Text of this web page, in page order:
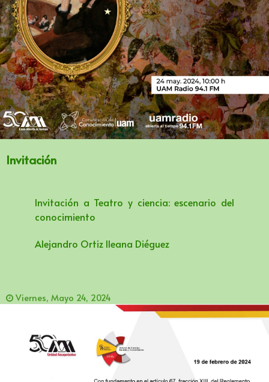
Invitación
Invitación a Teatro y ciencia: escenario del
conocimiento
Alejandro Ortiz lleana Diéguez
Viernes, Mayo 24, 2024